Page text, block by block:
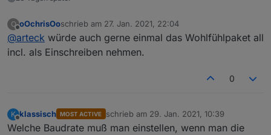
O
Offline
oOchrisOoschrieb am 27. Jan. 2021, 22:04
zuletzt editiert von
@arteck würde auch gerne einmal das Wohlfühlpaket all
incl. als Einschreiben nehmen.
0
K
Offline
klassisch MOST ACTIVE schrieb am 29. Jan. 2021, 10:39
zuletzt editiert von
Welche Baudrate muß man einstellen, wenn man die